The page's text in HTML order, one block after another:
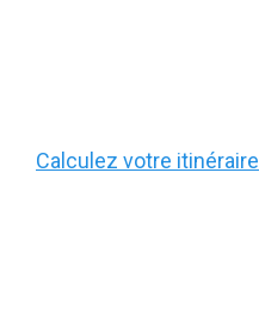
Calculez votre itinéraire